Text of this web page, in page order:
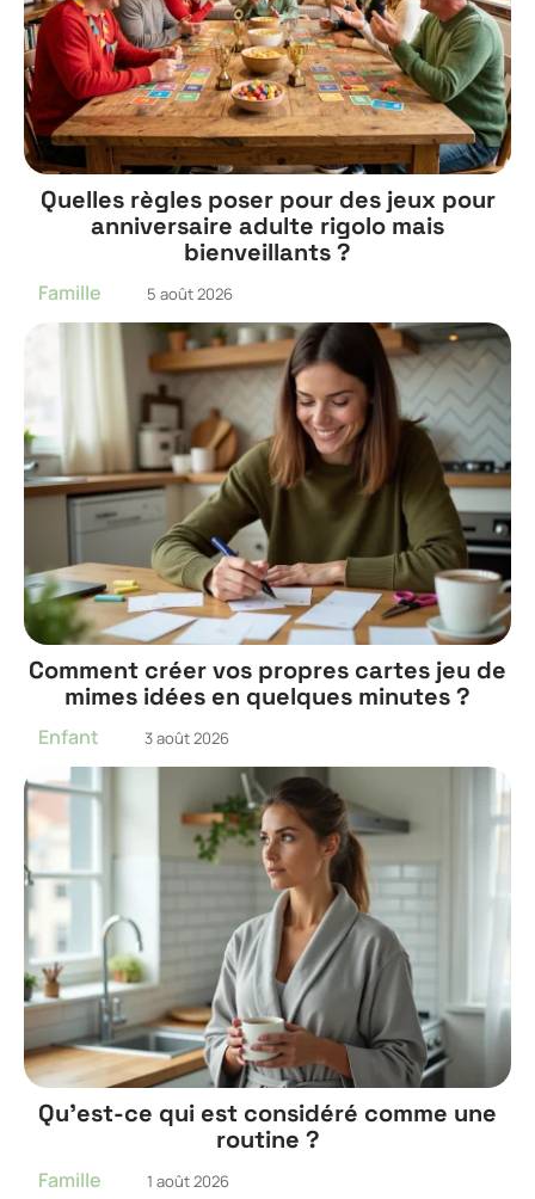
Quelles règles poser pour des jeux pour
anniversaire adulte rigolo mais
bienveillants ?
Famille 5 août 2026
Comment créer vos propres cartes jeu de
mimes idées en quelques minutes ?
Enfant 3 août 2026
Qu’est-ce qui est considéré comme une
routine ?
Famille 1 août 2026